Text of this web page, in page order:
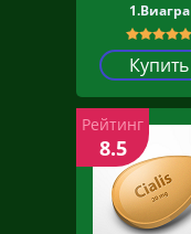
1.Виагра
Купить
Рейтинг
8.5